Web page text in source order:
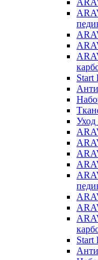
Start
Уход
Start